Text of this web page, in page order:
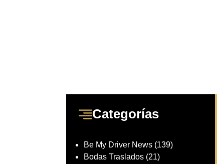
Categorías
Be My Driver News (139)
Bodas Traslados (21)